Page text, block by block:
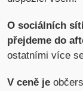
O sociálních
přejdeme do
ostatními více
V ceně je